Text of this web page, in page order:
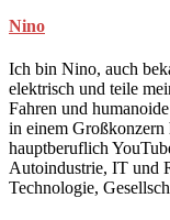
Nino
Ich bin Nino, auch
elektrisch und teile
Fahren und
in einem Großkonzern
hauptberuflich
Autoindustrie, IT und
Technologie,